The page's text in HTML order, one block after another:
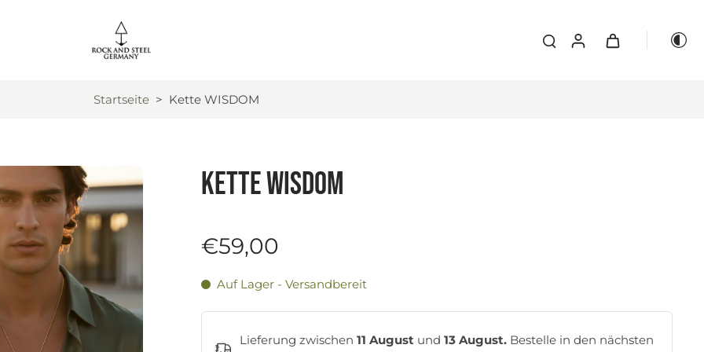
Startseite > Kette WISDOM
Kette WISDOM
€59,00
Auf Lager - Versandbereit
Lieferung zwischen 11 August und 13 August. Bestelle in den nächsten